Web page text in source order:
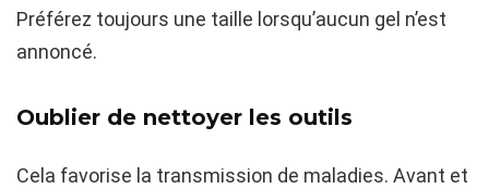
Préférez toujours une taille lorsqu’aucun gel n’est
annoncé.
Oublier de nettoyer les outils
Cela favorise la transmission de maladies. Avant et